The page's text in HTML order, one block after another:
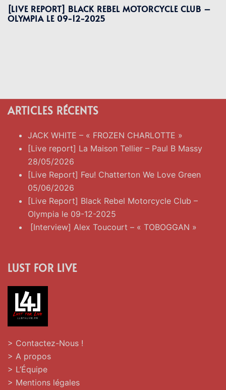
[LIVE REPORT] BLACK REBEL MOTORCYCLE CLUB –
OLYMPIA LE 09-12-2025
ARTICLES RÉCENTS
JACK WHITE – « FROZEN CHARLOTTE »
[Live report] La Maison Tellier – Paul B Massy
28/05/2026
[Live Report] Feu! Chatterton We Love Green
05/06/2026
[Live Report] Black Rebel Motorcycle Club –
Olympia le 09-12-2025
[Interview] Alex Toucourt – « TOBOGGAN »
LUST FOR LIVE
> Contactez-Nous !
> A propos
> L’Équipe
> Mentions légales